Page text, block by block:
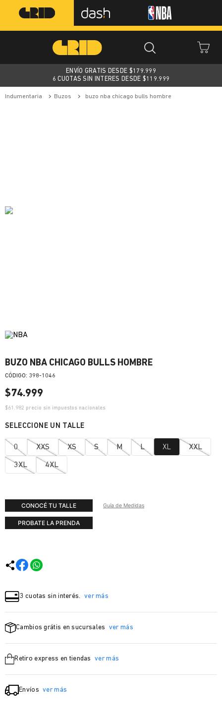
ENVÍO GRATIS DESDE $179.999
6 CUOTAS SIN INTERES DESDE $119.999
indumentaria buzos buzo nba chicago bulls hombre
BUZO NBA CHICAGO BULLS HOMBRE
: 398-1046
$74.999
$61.982 precio sin impuestos nacionales
0 XXS XS S M L XL XXL
3XL 4XL
CONOCÉ TU TALLE Guía de Medidas
PROBATE LA PRENDA
3 cuotas sin interés. ver más
Cambios grátis en sucursales ver más
Retiro express en tiendas ver más
Envíos ver más